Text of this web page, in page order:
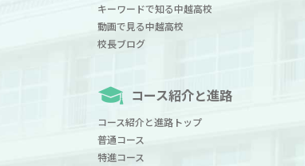
キーワードで知る中越高校
動画で見る中越高校
校長ブログ
コース紹介と進路
コース紹介と進路トップ
普通コース
特進コース